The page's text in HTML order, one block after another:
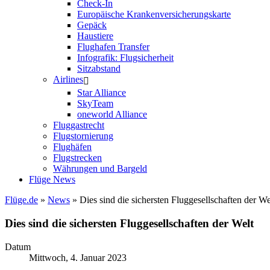
Check-In
Europäische Krankenversicherungskarte
Gepäck
Haustiere
Flughafen Transfer
Infografik: Flugsicherheit
Sitzabstand
Airlines
Star Alliance
SkyTeam
oneworld Alliance
Fluggastrecht
Flugstornierung
Flughäfen
Flugstrecken
Währungen und Bargeld
Flüge News
Flüge.de » News » Dies sind die sichersten Fluggesellschaften der
Dies sind die sichersten Fluggesellschaften der Welt
Datum
Mittwoch, 4. Januar 2023